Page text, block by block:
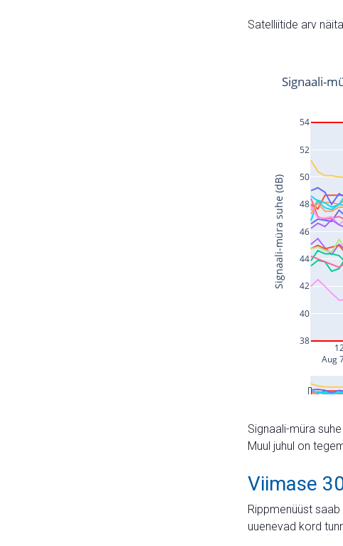
Satelliitide arv
Signaali-müra
Muul juhul on
Viimase
Rippmenüüst
uuenevad kord